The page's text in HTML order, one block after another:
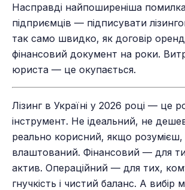
Насправді найпоширеніша
підприємців — підписувати
так само швидко, як договір
фінансовий документ на роки.
юриста — це окупається.
Лізинг в Україні у 2026 році — це
інструмент. Не ідеальний, не
реально корисний, якщо розумієш,
влаштований. Фінансовий — для
актив. Операційний — для тих,
гнучкість і чистий баланс. А вибір